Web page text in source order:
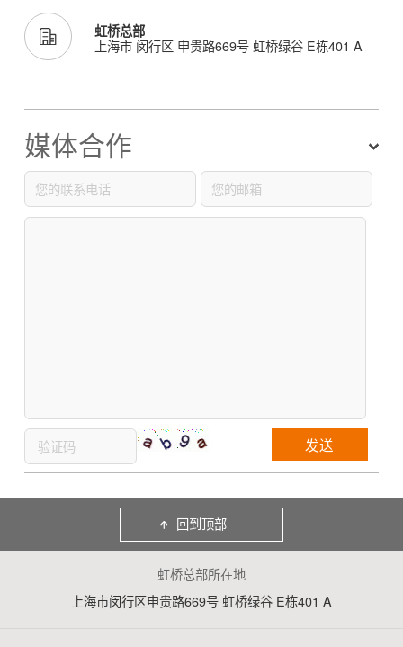
虹桥总部
上海市 闵行区 申贵路669号 虹桥绿谷 E栋401 A
媒体合作
回到顶部
虹桥总部所在地
上海市闵行区申贵路669号 虹桥绿谷 E栋401 A